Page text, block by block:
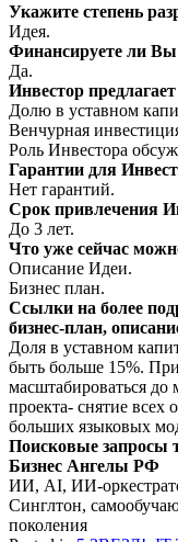
Укажите степень
Идея.
Финансируете ли Вы
Да.
Инвестор
Долю в уставном
Венчурная
Роль Инвестора
Гарантии для
Нет гарантий.
Срок привлечения
До 3 лет.
Что уже сейчас
Описание Идеи.
Бизнес план.
Ссылки на более
бизнес-план,
Доля в уставном
быть больше 15%.
масштабироваться до
проекта- снятие
больших языковых
Поисковые запросы
Бизнес Ангелы РФ
ИИ, AI, ИИ-
Синглтон,
поколения